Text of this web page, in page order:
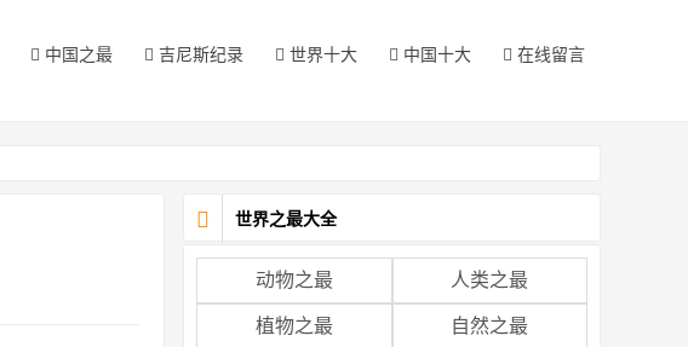
中国之最 吉尼斯纪录 世界十大 中国十大 在线留言
世界之最大全
动物之最 人类之最
植物之最 自然之最